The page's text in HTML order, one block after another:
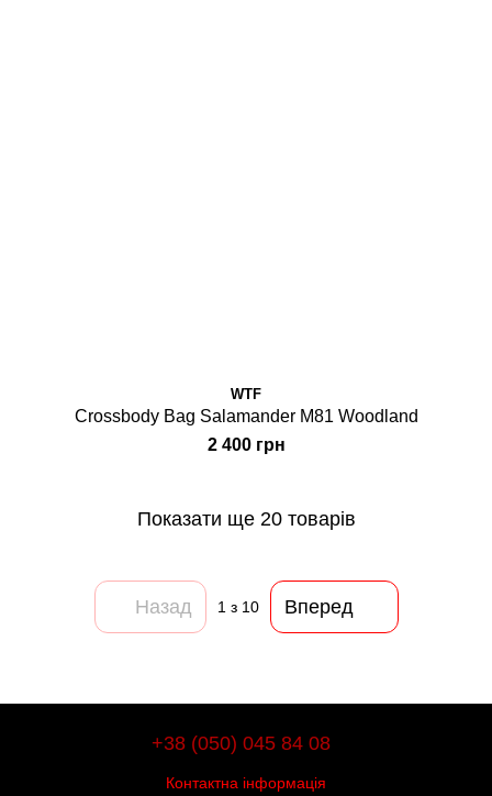
WTF
Crossbody Bag Salamander M81 Woodland
2 400 грн
Показати ще 20 товарів
Назад 1 з 10 Вперед
+38 (050) 045 84 08
Контактна інформація